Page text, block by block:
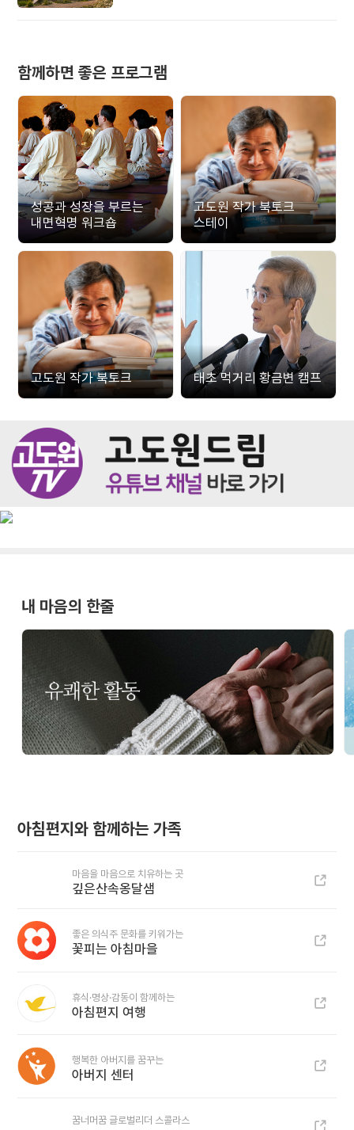
함께하면 좋은 프로그램
성공과 성장을 부르는
내면혁명 워크숍
고도원 작가 북토크
스테이
고도원 작가 북토크 태초 먹거리 황금변 캠프
내 마음의 한줄
아침편지와 함께하는 가족
마음을 마음으로 치유하는 곳
깊은산속옹달샘
좋은 의식주 문화를 키워가는
꽃피는 아침마을
휴식·명상·감동이 함께하는
아침편지 여행
행복한 아버지를 꿈꾸는
아버지 센터
꿈너머꿈 글로벌리더 스콜라스